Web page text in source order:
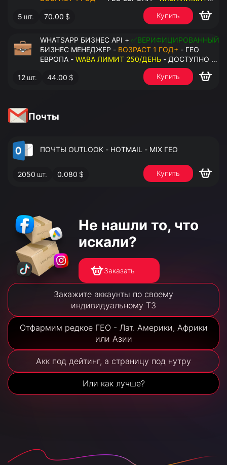
- ДОСТУПНО К ПРИВЯЗКЕ ДО 20
НОМЕРОВ - ПРАВА АДМИНИСТРАТОРА
5 шт. 70.00 $ Купить
WHATSAPP БИЗНЕС API + ✅ВЕРИФИЦИРОВАННЫЙ
БИЗНЕС МЕНЕДЖЕР - ВОЗРАСТ 1 ГОД+ - ГЕО
ЕВРОПА - WABA ЛИМИТ 250/ДЕНЬ - ДОСТУПНО К
ПРИВЯЗКЕ ДО 2 НОМЕРОВ - ПРАВА
АДМИНИСТРАТОРА
12 шт. 44.00 $ Купить
Почты
ПОЧТЫ OUTLOOK - HOTMAIL - MIX ГЕО
2050 шт. 0.080 $ Купить
Не нашли то, что
искали?
Заказать
Закажите аккаунты по своему
индивидуальному ТЗ
Отфармим редкое ГЕО - Лат. Америки, Африки
или Азии
Акк под дейтинг, а страницу под нутру
Или как лучше?